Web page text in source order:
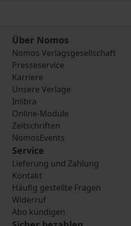
Über Nomos
Nomos Verlagsgesellschaft
Presseservice
Karriere
Unsere Verlage
Inlibra
Online-Module
Zeitschriften
NomosEvents
Service
Lieferung und Zahlung
Kontakt
Häufig gestellte Fragen
Widerruf
Abo kündigen